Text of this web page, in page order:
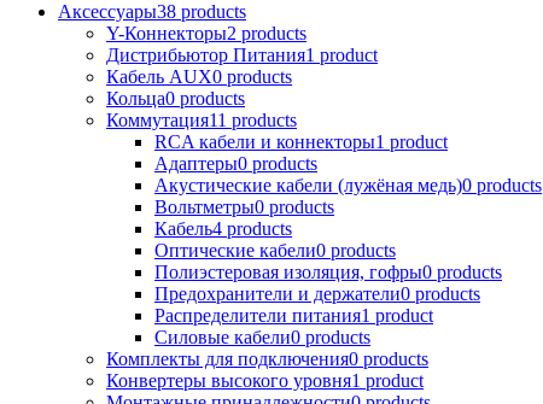
Аксессуары38 products
Y-Коннекторы2 products
Дистрибьютор Питания1 product
Кабель AUX0 products
Кольца0 products
Коммутация11 products
RCA кабели и коннекторы1 product
Адаптеры0 products
Акустические кабели (лужёная медь)0 products
Вольтметры0 products
Кабель4 products
Оптические кабели0 products
Полиэстеровая изоляция, гофры0 products
Предохранители и держатели0 products
Распределители питания1 product
Силовые кабели0 products
Комплекты для подключения0 products
Конвертеры высокого уровня1 product